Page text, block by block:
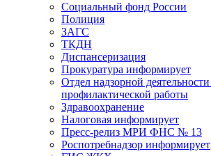
Социальный фонд России
Полиция
ЗАГС
ТКДН
Диспансеризация
Прокуратура информирует
Отдел надзорной
профилактической работы
Здравоохранение
Налоговая информирует
Пресс-релиз МРИ ФНС № 13
Роспотребнадзор информирует